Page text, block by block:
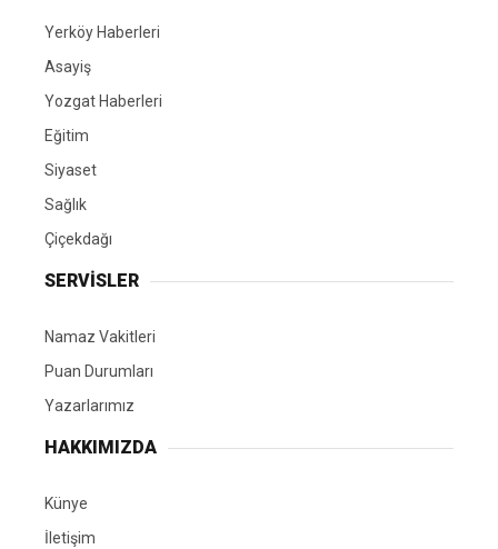
Yerköy Haberleri
Asayiş
Yozgat Haberleri
Eğitim
Siyaset
Sağlık
Çiçekdağı
SERVİSLER
Namaz Vakitleri
Puan Durumları
Yazarlarımız
HAKKIMIZDA
Künye
İletişim